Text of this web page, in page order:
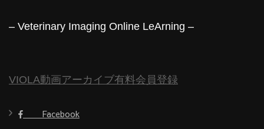
– Veterinary Imaging Online LeArning –
VIOLA動画アーカイブ有料会員登録
Facebook